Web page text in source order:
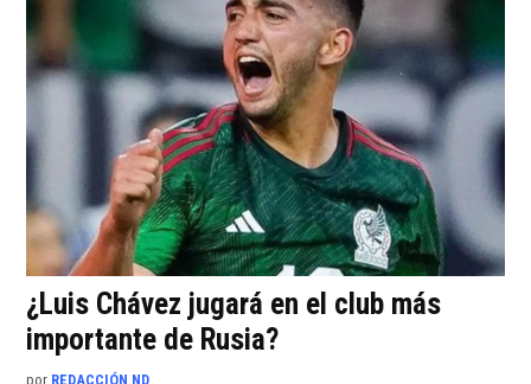
¿Luis Chávez jugará en el club más
importante de Rusia?
por REDACCIÓN ND